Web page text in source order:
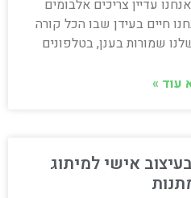
עדיין צריכים אלבומים
חיים בעידן שבו הכל קורה
שמורות בענן, בטלפונים
עוד »
אישי למיתוג